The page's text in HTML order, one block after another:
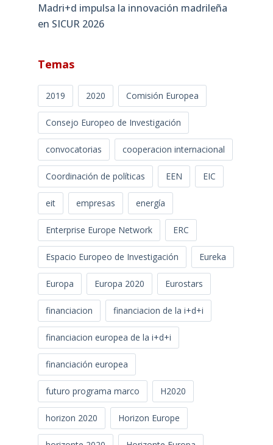
Madri+d impulsa la innovación madrileña
en SICUR 2026
Temas
2019 2020 Comisión Europea
Consejo Europeo de Investigación
convocatorias cooperacion internacional
Coordinación de políticas EEN EIC
eit empresas energía
Enterprise Europe Network ERC
Espacio Europeo de Investigación Eureka
Europa Europa 2020 Eurostars
financiacion financiacion de la i+d+i
financiacion europea de la i+d+i
financiación europea
futuro programa marco H2020
horizon 2020 Horizon Europe